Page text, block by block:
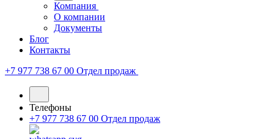
Компания
О компании
Документы
Блог
Контакты
+7 977 738 67 00 Отдел продаж
Телефоны
+7 977 738 67 00 Отдел продаж